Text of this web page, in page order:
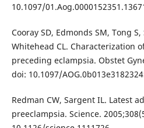
10.1097/
Cooray SD, Edmonds SM, Tong S,
Whitehead CL. Characterization
preceding eclampsia. Obstet
doi: 10.1097/
Redman CW, Sargent IL. Latest
preeclampsia. Science.